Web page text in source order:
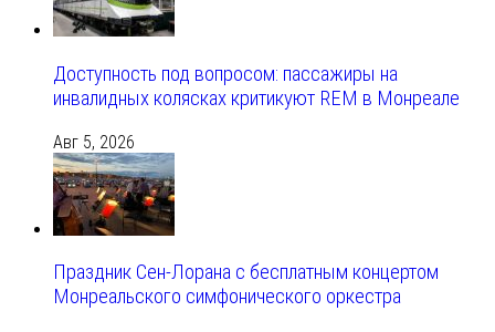
Доступность под вопросом: пассажиры на
инвалидных колясках критикуют REM в Монреале
Авг 5, 2026
Праздник Сен-Лорана с бесплатным концертом
Монреальского симфонического оркестра